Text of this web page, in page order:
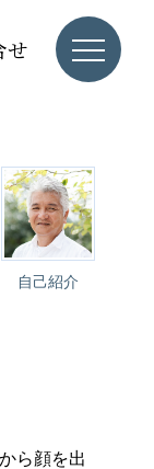
せ
自己紹介
ら顔を出